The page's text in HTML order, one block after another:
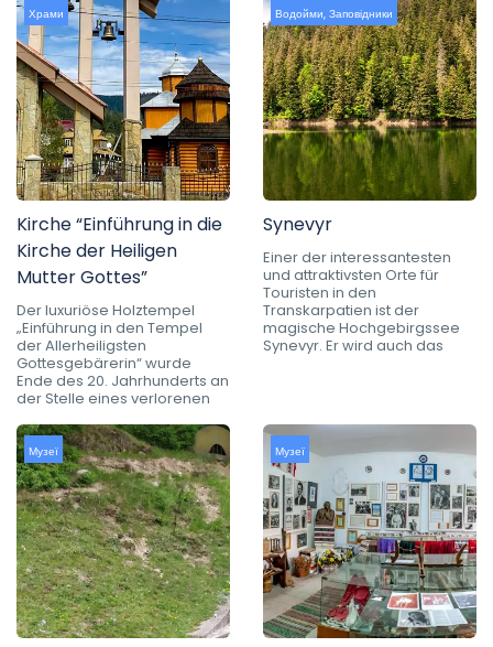
Храми
Kirche “Einführung in die
Kirche der Heiligen
Mutter Gottes”
Der luxuriöse Holztempel
„Einführung in den Tempel
der Allerheiligsten
Gottesgebärerin“ wurde
Ende des 20. Jahrhunderts an
der Stelle eines verlorenen
Водойми, Заповідники
Synevyr
Einer der interessantesten
und attraktivsten Orte für
Touristen in den
Transkarpatien ist der
magische Hochgebirgssee
Synevyr. Er wird auch das
Музеї Музеї